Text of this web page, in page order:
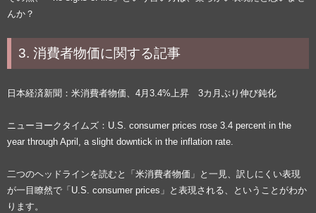
んか？
3. 消費者物価に関する記事
日本経済新聞：米消費者物価、4月3.4%上昇 3カ月ぶり伸び鈍化
ニューヨークタイムズ：U.S. consumer prices rose 3.4 percent in the
year through April, a slight downtick in the inflation rate.
二つのヘッドラインを読むと「米消費者物価」と一見、訳しにくい表現
が一目瞭然で「U.S. consumer prices」と表現される、ということがわか
ります。